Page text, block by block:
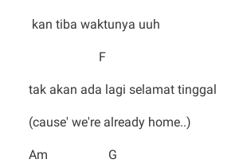
kan tiba waktunya uuh
F
tak akan ada lagi selamat tinggal
(cause' we're already home..)
Am G